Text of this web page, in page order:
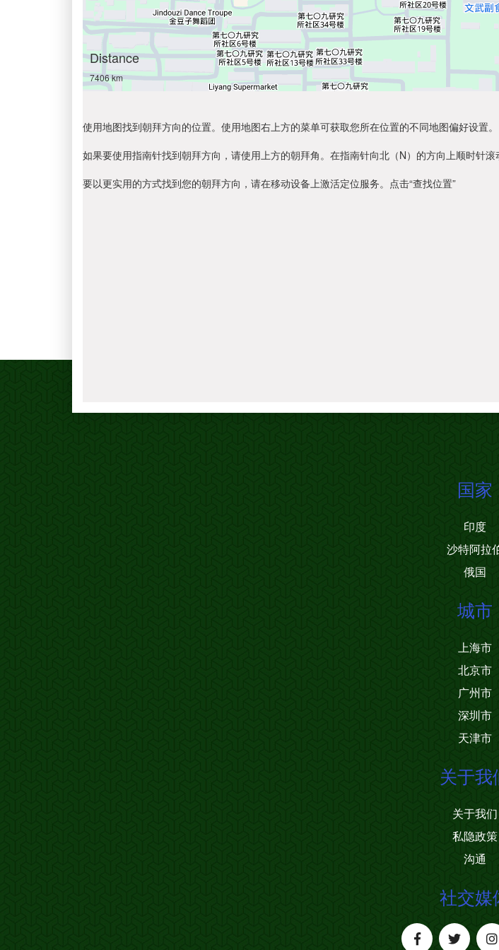
Distance
7406 km
使用地图找到朝拜方向的位置。使用地图右上方的菜单可获取您所在位置的不同地图偏好设置。
如果要使用指南针找到朝拜方向，请使用上方的朝拜角。在指南针向北（N）的方向上顺时针滚
要以更实用的方式找到您的朝拜方向，请在移动设备上激活定位服务。点击“查找位置”
国家
印度
沙特阿拉
俄国
城市
上海市
北京市
广州市
深圳市
天津市
关于我
关于我们
私隐政策
沟通
社交媒